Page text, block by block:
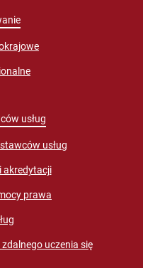
usług
usług
akredytacji
prawa
uczenia się